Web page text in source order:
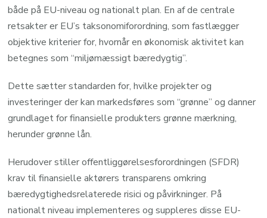
både på EU-niveau og nationalt plan. En af de centrale
retsakter er EU’s taksonomiforordning, som fastlægger
objektive kriterier for, hvornår en økonomisk aktivitet kan
betegnes som “miljømæssigt bæredygtig”.
Dette sætter standarden for, hvilke projekter og
investeringer der kan markedsføres som “grønne” og danner
grundlaget for finansielle produkters grønne mærkning,
herunder grønne lån.
Herudover stiller offentliggørelsesforordningen (SFDR)
krav til finansielle aktørers transparens omkring
bæredygtighedsrelaterede risici og påvirkninger. På
nationalt niveau implementeres og suppleres disse EU-